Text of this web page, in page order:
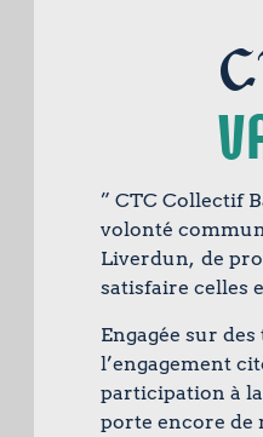
” CTC Collectif
volonté
Liverdun, de
satisfaire celles
Engagée sur
l’engagement
participation à
porte encore de